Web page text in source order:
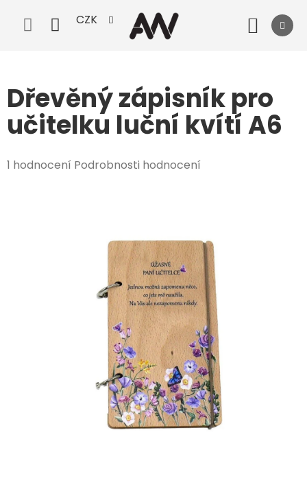
obsah
CZK
Dřevěný zápisník pro
učitelku luční kvítí A6
Průměrné
1 hodnocení Podrobnosti hodnocení